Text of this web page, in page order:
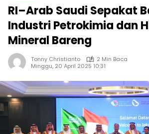
RI–Arab Saudi Sepakat
Industri Petrokimia dan
Mineral Bareng
Tonny Christianto
2 Min Baca
Minggu, 20 April 2025 10:31